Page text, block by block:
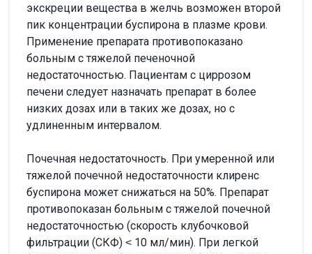
экскреции вещества в желчь возможен второй
пик концентрации буспирона в плазме крови.
Применение препарата противопоказано
больным с тяжелой печеночной
недостаточностью. Пациентам с циррозом
печени следует назначать препарат в более
низких дозах или в таких же дозах, но с
удлиненным интервалом.
Почечная недостаточность. При умеренной или
тяжелой почечной недостаточности клиренс
буспирона может снижаться на 50%. Препарат
противопоказан больным с тяжелой почечной
недостаточностью (скорость клубочковой
фильтрации (СКФ) ˂ 10 мл/мин). При легкой